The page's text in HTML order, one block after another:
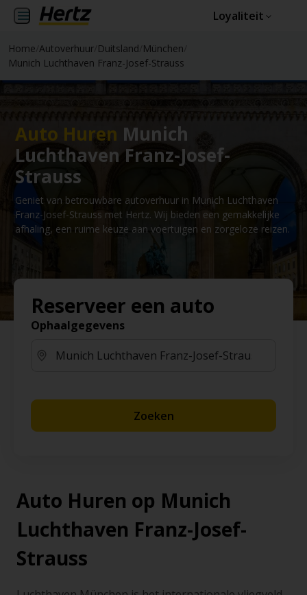
Loyaliteit
Home Autoverhuur Duitsland München
Munich Luchthaven Franz-Josef-Strauss
Auto Huren Munich
Luchthaven Franz-Josef-
Strauss
Geniet van betrouwbare autoverhuur in Munich Luchthaven
Franz-Josef-Strauss met Hertz. Wij bieden een gemakkelijke
afhaling, een ruime keuze aan voertuigen en zorgeloze reizen.
Reserveer een auto
Ophaalgegevens
Zoeken
Auto Huren op Munich
Luchthaven Franz-Josef-
Strauss